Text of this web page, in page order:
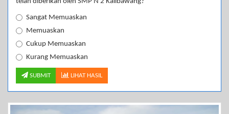
Sangat Memuaskan
Memuaskan
Cukup Memuaskan
Kurang Memuaskan
SUBMIT LIHAT HASIL